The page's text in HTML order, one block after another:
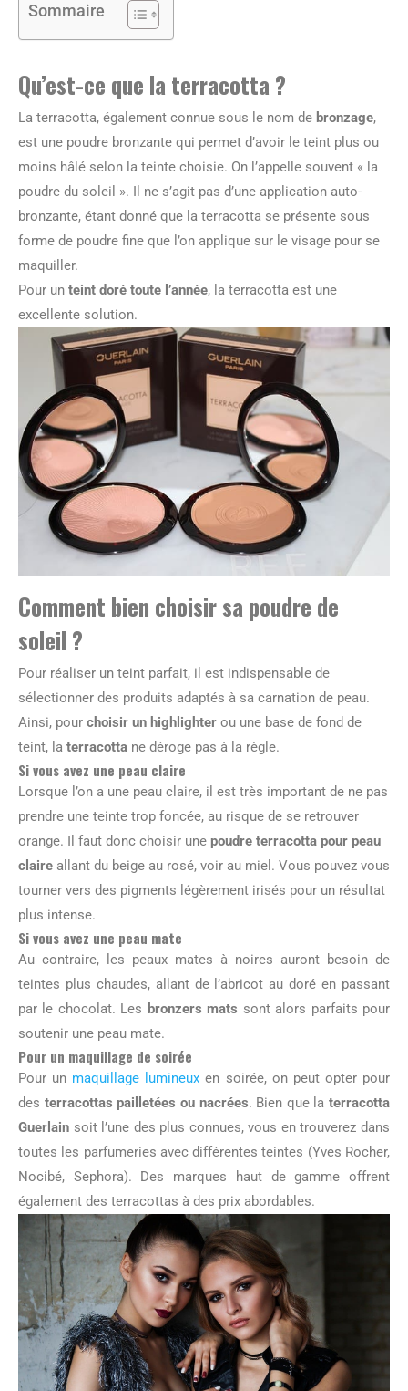
Sommaire
Qu’est-ce que la terracotta ?
La terracotta, également connue sous le nom de bronzage,
est une poudre bronzante qui permet d’avoir le teint plus ou
moins hâlé selon la teinte choisie. On l’appelle souvent « la
poudre du soleil ». Il ne s’agit pas d’une application auto-
bronzante, étant donné que la terracotta se présente sous
forme de poudre fine que l’on applique sur le visage pour se
maquiller.
Pour un teint doré toute l’année, la terracotta est une
excellente solution.
Comment bien choisir sa poudre de
soleil ?
Pour réaliser un teint parfait, il est indispensable de
sélectionner des produits adaptés à sa carnation de peau.
Ainsi, pour choisir un highlighter ou une base de fond de
teint, la terracotta ne déroge pas à la règle.
Si vous avez une peau claire
Lorsque l’on a une peau claire, il est très important de ne pas
prendre une teinte trop foncée, au risque de se retrouver
orange. Il faut donc choisir une poudre terracotta pour peau
claire allant du beige au rosé, voir au miel. Vous pouvez vous
tourner vers des pigments légèrement irisés pour un résultat
plus intense.
Si vous avez une peau mate
Au contraire, les peaux mates à noires auront besoin de
teintes plus chaudes, allant de l’abricot au doré en passant
par le chocolat. Les bronzers mats sont alors parfaits pour
soutenir une peau mate.
Pour un maquillage de soirée
Pour un maquillage lumineux en soirée, on peut opter pour
des terracottas pailletées ou nacrées. Bien que la terracotta
Guerlain soit l’une des plus connues, vous en trouverez dans
toutes les parfumeries avec différentes teintes (Yves Rocher,
Nocibé, Sephora). Des marques haut de gamme offrent
également des terracottas à des prix abordables.